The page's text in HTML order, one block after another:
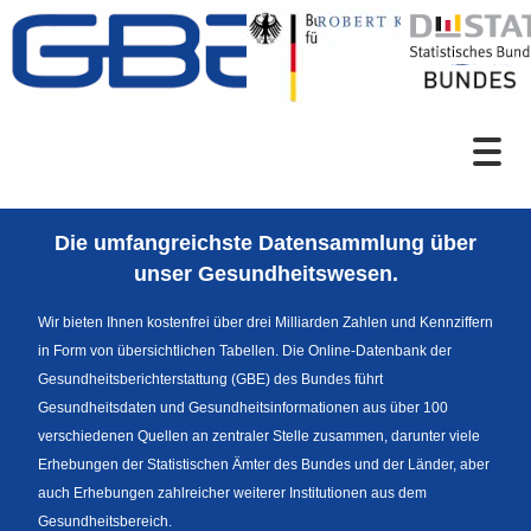
Zum Inhalt
Sprachumschaltung
Die umfangreichste Datensammlung über
unser Gesundheitswesen.
Wir bieten Ihnen kostenfrei über drei Milliarden Zahlen und Kennziffern
in Form von übersichtlichen Tabellen. Die Online-Datenbank der
Gesundheitsberichterstattung (GBE) des Bundes führt
Gesundheitsdaten und Gesundheitsinformationen aus über 100
verschiedenen Quellen an zentraler Stelle zusammen, darunter viele
Erhebungen der Statistischen Ämter des Bundes und der Länder, aber
auch Erhebungen zahlreicher weiterer Institutionen aus dem
Gesundheitsbereich.